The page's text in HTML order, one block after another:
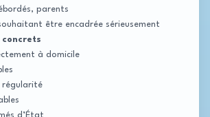
parents
être encadrée sérieusement
concrets
à domicile